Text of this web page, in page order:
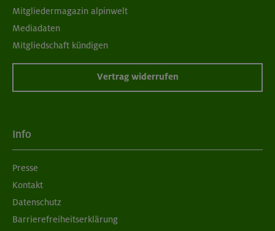
Mitgliedermagazin alpinwelt
Mediadaten
Mitgliedschaft kündigen
Vertrag widerrufen
Info
Presse
Kontakt
Datenschutz
Barrierefreiheitserklärung